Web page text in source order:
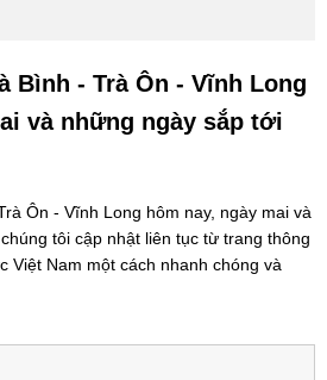
Bình - Trà Ôn - Vĩnh Long
và những ngày sắp tới
Ôn - Vĩnh Long hôm nay, ngày mai và
tôi cập nhật liên tục từ trang thông
Việt Nam một cách nhanh chóng và